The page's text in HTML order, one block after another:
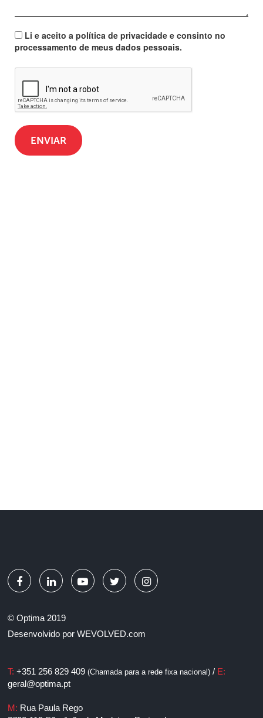
Li e aceito a política de privacidade e consinto no
processamento de meus dados pessoais.
© Optima 2019
Desenvolvido porWEVOLVED.com
T: +351 256 829 409(Chamada para a rede fixa nacional) / E:
geral@optima.pt
M: Rua Paula Rego